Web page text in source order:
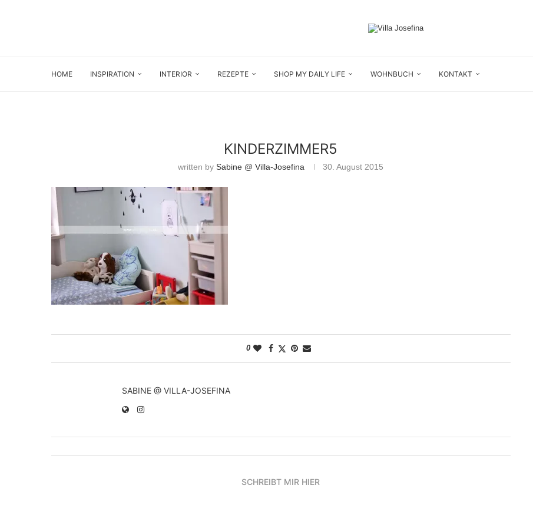
HOME INSPIRATION INTERIOR REZEPTE SHOP MY DAILY LIFE WOHNBUCH KONTAKT
KINDERZIMMER5
written bySabine @ Villa-Josefina 30. August 2015
0
SABINE @ VILLA-JOSEFINA
SCHREIBT MIR HIER